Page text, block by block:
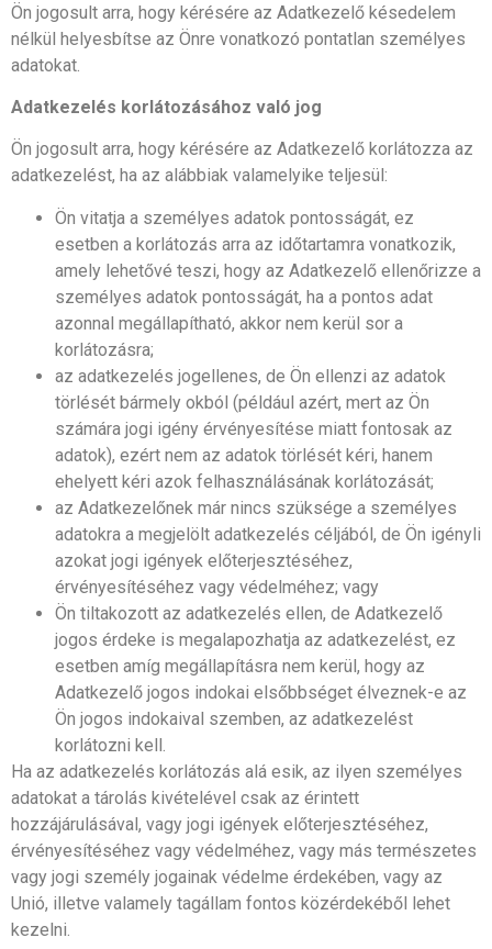
Ön jogosult arra, hogy kérésére az Adatkezelő késedelem
nélkül helyesbítse az Önre vonatkozó pontatlan személyes
adatokat.
Adatkezelés korlátozásához való jog
Ön jogosult arra, hogy kérésére az Adatkezelő korlátozza az
adatkezelést, ha az alábbiak valamelyike teljesül:
Ön vitatja a személyes adatok pontosságát, ez
esetben a korlátozás arra az időtartamra vonatkozik,
amely lehetővé teszi, hogy az Adatkezelő ellenőrizze a
személyes adatok pontosságát, ha a pontos adat
azonnal megállapítható, akkor nem kerül sor a
korlátozásra;
az adatkezelés jogellenes, de Ön ellenzi az adatok
törlését bármely okból (például azért, mert az Ön
számára jogi igény érvényesítése miatt fontosak az
adatok), ezért nem az adatok törlését kéri, hanem
ehelyett kéri azok felhasználásának korlátozását;
az Adatkezelőnek már nincs szüksége a személyes
adatokra a megjelölt adatkezelés céljából, de Ön igényli
azokat jogi igények előterjesztéséhez,
érvényesítéséhez vagy védelméhez; vagy
Ön tiltakozott az adatkezelés ellen, de Adatkezelő
jogos érdeke is megalapozhatja az adatkezelést, ez
esetben amíg megállapításra nem kerül, hogy az
Adatkezelő jogos indokai elsőbbséget élveznek-e az
Ön jogos indokaival szemben, az adatkezelést
korlátozni kell.
Ha az adatkezelés korlátozás alá esik, az ilyen személyes
adatokat a tárolás kivételével csak az érintett
hozzájárulásával, vagy jogi igények előterjesztéséhez,
érvényesítéséhez vagy védelméhez, vagy más természetes
vagy jogi személy jogainak védelme érdekében, vagy az
Unió, illetve valamely tagállam fontos közérdekéből lehet
kezelni.